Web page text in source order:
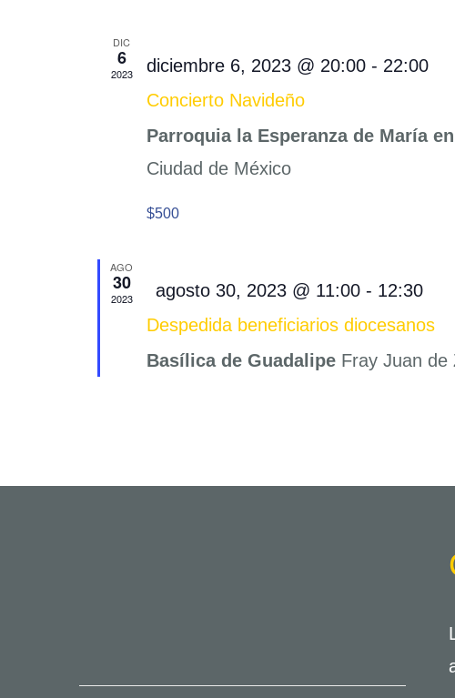
DIC
6
2023 diciembre 6, 2023 @ 20:00- 22:00
Concierto Navideño
Parroquia la Esperanza de María
Ciudad de México
$500
AGO
30
2023 Destacado
agosto 30, 2023 @ 11:00- 12:30
Despedida beneficiarios diocesanos
Basílica de Guadalipe Fray Juan de